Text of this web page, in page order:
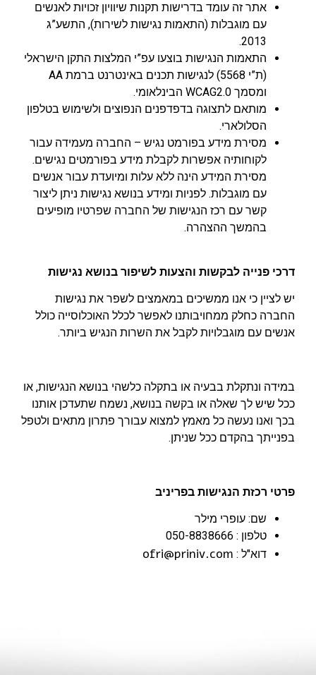
אתר זה עומד בדרישות תקנות שיוויון זכויות לאנשים
עם מוגבלות (התאמות נגישות לשירות), התשע”ג
2013.
התאמות הנגישות בוצעו עפ”י המלצות התקן הישראלי
(ת”י 5568) לנגישות תכנים באינטרנט ברמת AA
ומסמך WCAG2.0 הבינלאומי.
מותאם לתצוגה בדפדפנים הנפוצים ולשימוש בטלפון
הסלולארי.
מסירת מידע בפורמט נגיש – החברה מעמידה עבור
לקוחותיה אפשרות לקבלת מידע בפורמטים נגישים.
מסירת המידע הינה ללא עלות ומיועדת עבור אנשים
עם מוגבלות. לפניות ומידע בנושא נגישות ניתן ליצור
קשר עם רכז הנגישות של החברה שפרטיו מופיעים
בהמשך ההצהרה.
דרכי פנייה לבקשות והצעות לשיפור בנושא נגישות
יש לציין כי אנו ממשיכים במאמצים לשפר את נגישות
החברה כחלק ממחויבותנו לאפשר לכלל האוכלוסייה כולל
אנשים עם מוגבלויות לקבל את השרות הנגיש ביותר.
במידה ונתקלת בבעיה או בתקלה כלשהי בנושא הנגישות, או
ככל שיש לך שאלה או בקשה בנושא, נשמח שתעדכן אותנו
בכך ואנו נעשה כל מאמץ למצוא עבורך פתרון מתאים ולטפל
בפנייתך בהקדם ככל שניתן.
פרטי רכזת הנגישות בפריניב
שם: עופרי מילר
טלפון : 050-8838666
דוא"ל : ofri@priniv.com